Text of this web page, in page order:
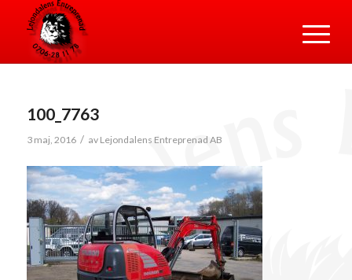
100_7763
3 maj, 2016 / av Lejondalens Entreprenad AB